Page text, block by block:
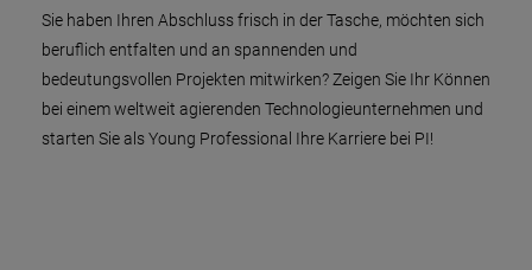
Sie haben Ihren Abschluss frisch in der Tasche, möchten sich
beruflich entfalten und an spannenden und
bedeutungsvollen Projekten mitwirken? Zeigen Sie Ihr Können
bei einem weltweit agierenden Technologieunternehmen und
starten Sie als Young Professional Ihre Karriere bei PI!